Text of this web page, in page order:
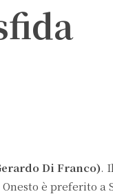
Di Franco).
è preferito a